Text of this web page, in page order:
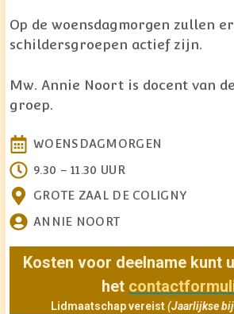
Op de woensdagmorgen zullen
schildersgroepen actief zijn.
Mw. Annie Noort is docent van
groep.
WOENSDAGMORGEN
9.30 – 11.30 UUR
GROTE ZAAL DE COLIGNY
ANNIE NOORT
Kosten voor deelname kunt
het
Lidmaatschap vereist(Jaarlijkse